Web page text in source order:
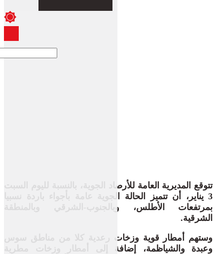
تتوقع المديرية العامة للأرصاد الجوية، بالنسبة لليوم السبت
3 يناير، أن تتميز الحالة الجوية عامة بأجواء باردة نسبيا
بمرتفعات الأطلس، وبالجنوب-الشرقي وبالمنطقة
الشرقية.
وستهم أمطار قوية وزخات رعدية كلا من مناطق سوس
وعبدة والشياظمة، إضافة إلى أمطار وزخات مطرية